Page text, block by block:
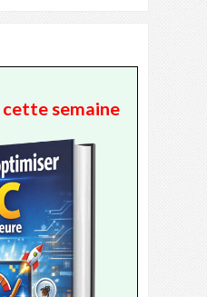
semaine